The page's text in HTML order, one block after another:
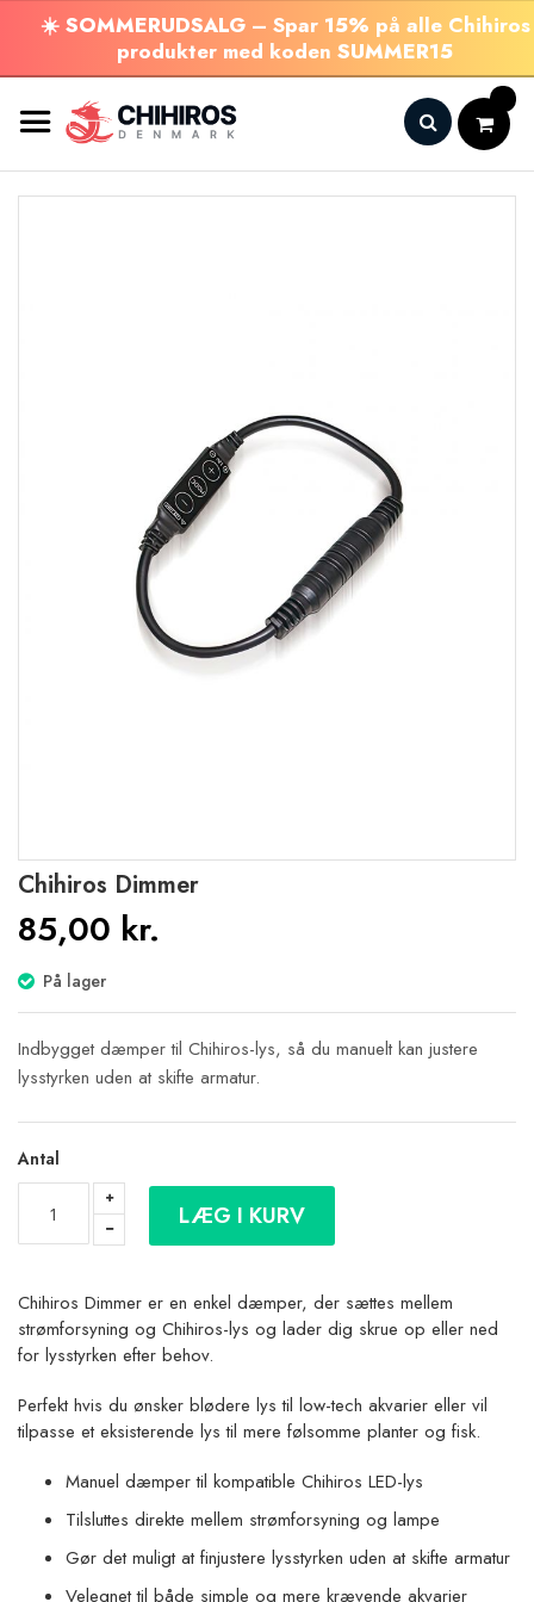
☀️ SOMMERUDSALG– Spar 15% på alle Chihiros
produkter med koden SUMMER15
to
Content
Search
Gå
til
starten
af
billedgalleriet
Chihiros Dimmer
85,00 kr.
På lager
Indbygget dæmper til Chihiros-lys, så du manuelt kan justere
lysstyrken uden at skifte armatur.
Antal
LÆG I KURV
Chihiros Dimmer er en enkel dæmper, der sættes mellem
strømforsyning og Chihiros-lys og lader dig skrue op eller ned
for lysstyrken efter behov.
Perfekt hvis du ønsker blødere lys til low-tech akvarier eller vil
tilpasse et eksisterende lys til mere følsomme planter og fisk.
Manuel dæmper til kompatible Chihiros LED-lys
Tilsluttes direkte mellem strømforsyning og lampe
Gør det muligt at finjustere lysstyrken uden at skifte armatur
Velegnet til både simple og mere krævende akvarier